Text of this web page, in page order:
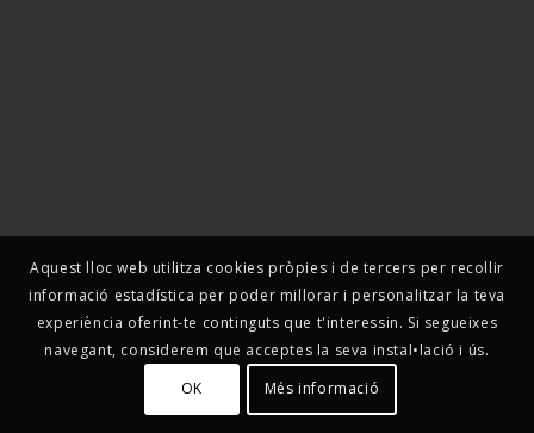
Aquest lloc web utilitza cookies pròpies i de tercers per recollir
informació estadística per poder millorar i personalitzar la teva
experiència oferint-te continguts que t'interessin. Si segueixes
navegant, considerem que acceptes la seva instal•lació i ús.
OK
Més informació